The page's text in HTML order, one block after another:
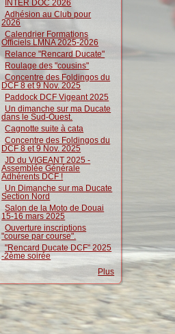
INTER DOC 2026
Adhésion au Club pour
2026
Calendrier Formations
Officiels LMNA 2025-2026
Relance "Rencard Ducate"
Roulage des "cousins"
Concentre des Foldingos du
DCF 8 et 9 Nov. 2025
Paddock DCF Vigeant 2025
Un dimanche sur ma Ducate
dans le Sud-Ouest.
Cagnotte suite à cata
Concentre des Foldingos du
DCF 8 et 9 Nov. 2025
JD du VIGEANT 2025 -
Assemblée Générale
Adhérents DCF !
Un Dimanche sur ma Ducate
Section Nord
Salon de la Moto de Douai
15-16 mars 2025
Ouverture inscriptions
"course par course".
"Rencard Ducate DCF" 2025
-2ème soirée
Plus